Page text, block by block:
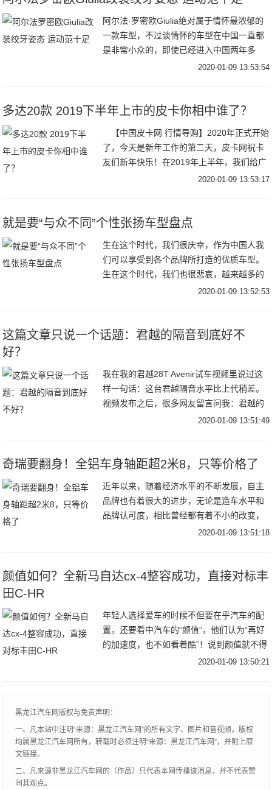
阿尔法·罗密欧Giulia绝对属于情怀最浓郁的
一款车型，不过谈情怀的车型在中国一直都
是非常小众的，即使已经进入中国两年多
了，在路上见到阿尔法·罗密欧Giulia的概率
2020-01-09 13:53:54
多达20款 2019下半年上市的皮卡你相中谁了？
【中国皮卡网 行情导购】2020年正式开始
了，今天是新年工作的第二天，皮卡网祝卡
友们新年快乐！在2019年上半年，我们给广
大卡友盘点了1-6月上市的皮卡，数量多达
2020-01-09 13:53:17
就是要“与众不同”个性张扬车型盘点
生在这个时代，我们很庆幸，作为中国人我
们可以享受到各个品牌所打造的优质车型。
生在这个时代，我们也很悲哀，越来越多的
家族式设计，让我们开始迷失。如今的消费
2020-01-09 13:52:53
这篇文章只说一个话题：君越的隔音到底好不
好？
我在我的君越28T Avenir试车视频里说过这
样一句话：这台君越隔音水平比上代稍差。
视频发布之后，很多网友留言问我：君越的
隔音真的变差了吗？有多差？今天咱们就专
2020-01-09 13:51:49
奇瑞要翻身！全铝车身轴距超2米8，只等价格了
近年以来，随着经济水平的不断发展，自主
品牌也有着很大的进步，无论是造车水平和
品牌认可度，相比曾经都有着不小的改变，
甚至和一些合资品牌相比，已经存在着逐步
2020-01-09 13:51:18
颜值如何？全新马自达cx-4整容成功，直接对标丰
田C-HR
年轻人选择爱车的时候不但要在乎汽车的配
置，还要看中汽车的“颜值”，他们认为“再好
的加速度，也不如看着酷”！说到颜值就不得
不提到最新的马自达中期改款，这款新型的
2020-01-09 13:50:21
黑龙江汽车网版权与免责声明：
一、凡本站中注明“来源：黑龙江汽车网”的所有文字、图片和音视频，版权
均属黑龙江汽车网所有，转载时必须注明“来源：黑龙江汽车网”，并附上原
文链接。
二、凡来源非黑龙江汽车网的（作品）只代表本网传播该消息，并不代表赞
同其观点。